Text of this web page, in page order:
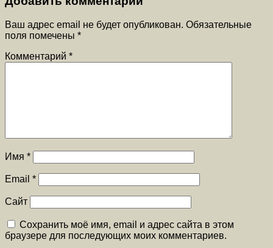
Ваш адрес email не будет опубликован. Обязательные
поля помечены *
Комментарий *
Имя *
Email *
Сайт
Сохранить моё имя, email и адрес сайта в этом
браузере для последующих моих комментариев.